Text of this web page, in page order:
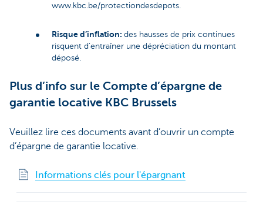
www.kbc.be/protectiondesdepots.
Risque d’inflation: des hausses de prix continues
risquent d’entraîner une dépréciation du montant
déposé.
Plus d’info sur le Compte d’épargne de
garantie locative KBC Brussels
Veuillez lire ces documents avant d’ouvrir un compte
d’épargne de garantie locative.
Informations clés pour l'épargnant